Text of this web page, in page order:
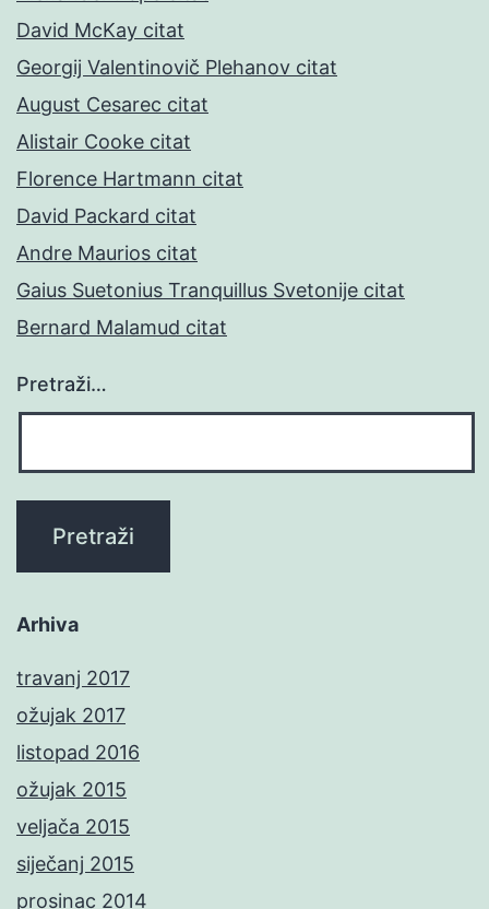
David McKay citat
Georgij Valentinovič Plehanov citat
August Cesarec citat
Alistair Cooke citat
Florence Hartmann citat
David Packard citat
Andre Maurios citat
Gaius Suetonius Tranquillus Svetonije citat
Bernard Malamud citat
Pretraži…
Arhiva
travanj 2017
ožujak 2017
listopad 2016
ožujak 2015
veljača 2015
siječanj 2015
prosinac 2014